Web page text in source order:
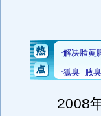
2008年